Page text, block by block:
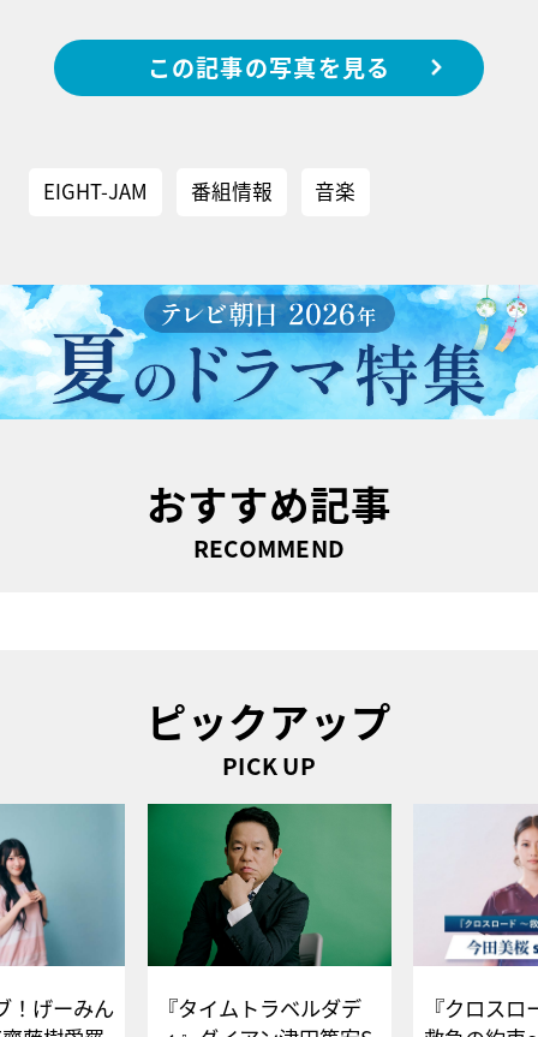
この記事の写真を見る
EIGHT-JAM 番組情報 音楽
おすすめ記事
RECOMMEND
ピックアップ
PICK UP
！げーみん
『タイムトラベルダデ
『クロス